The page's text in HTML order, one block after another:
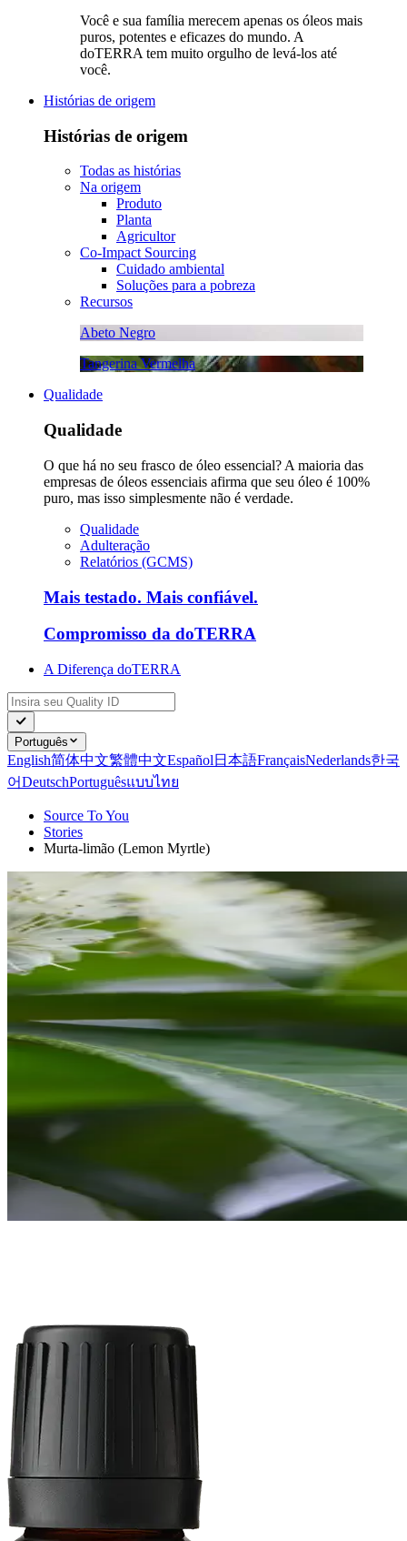
Você e sua família merecem apenas os óleos mais
puros, potentes e eficazes do mundo. A
doTERRA tem muito orgulho de levá-los até
você.
Histórias de origem
Histórias de origem
Todas as histórias
Na origem
Produto
Planta
Agricultor
Co-Impact Sourcing
Cuidado ambiental
Soluções para a pobreza
Recursos
Abeto Negro
Tangerina Vermelha
Qualidade
Qualidade
O que há no seu frasco de óleo essencial? A maioria das
empresas de óleos essenciais afirma que seu óleo é 100%
puro, mas isso simplesmente não é verdade.
Qualidade
Adulteração
Relatórios (GCMS)
Mais testado. Mais confiável.
Compromisso da doTERRA
A Diferença doTERRA
Português
English简体中文繁體中文Español 日本語FrançaisNederlands한국
어DeutschPortuguêsแบบไทย
Source To You
Stories
Murta-limão (Lemon Myrtle)